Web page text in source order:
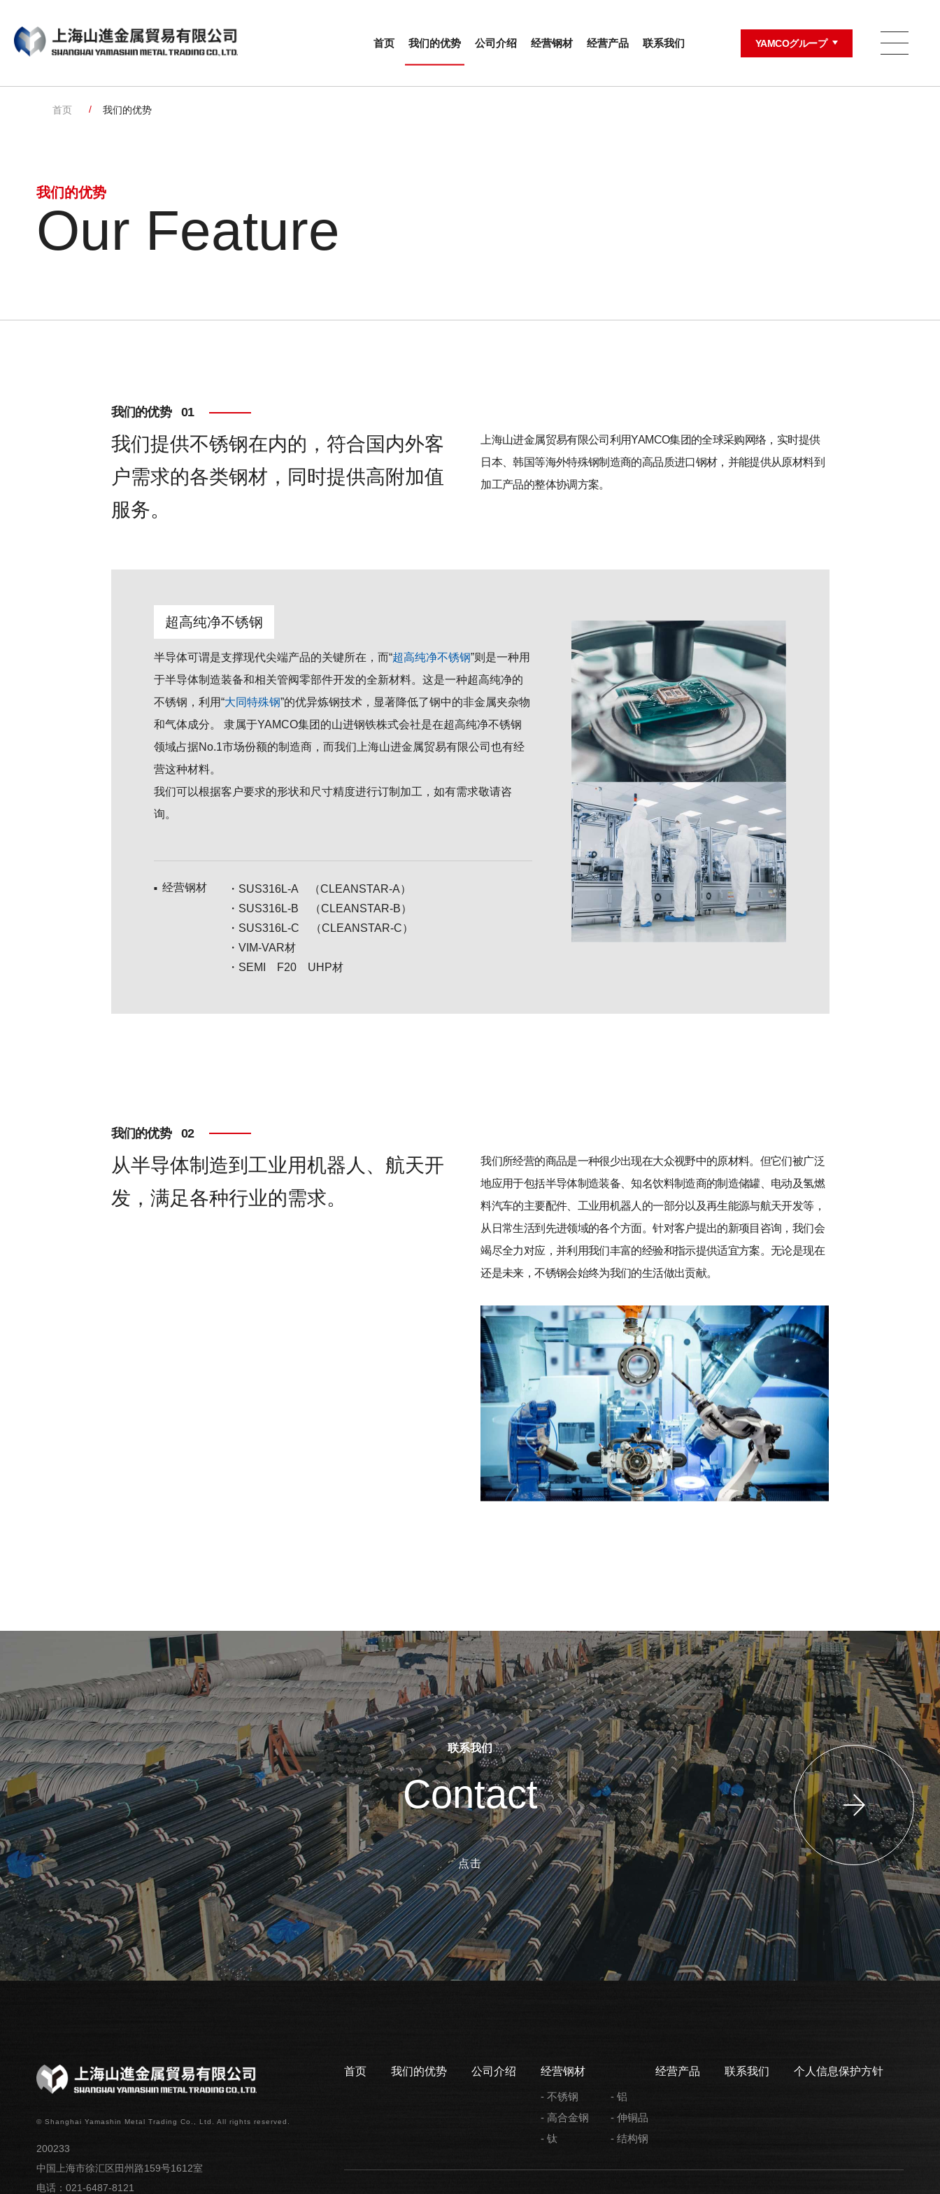
首页 我们的优势 公司介绍 经营钢材 经营产品 联系我们 YAMCOグループ
首页 我们的优势
我们的优势
Our Feature
我们的优势
我们提供不锈钢在内的，符合国内外客
户需求的各类钢材，同时提供高附加值
服务。
上海山进金属贸易有限公司利用YAMCO集团的全球采购网络，实时提供
日本、韩国等海外特殊钢制造商的高品质进口钢材，并能提供从原材料到
加工产品的整体协调方案。
超高纯净不锈钢
半导体可谓是支撑现代尖端产品的关键所在，而“超高纯净不锈钢”则是一种用
于半导体制造装备和相关管阀零部件开发的全新材料。这是一种超高纯净的
不锈钢，利用“大同特殊钢”的优异炼钢技术，显著降低了钢中的非金属夹杂物
和气体成分。 隶属于YAMCO集团的山进钢铁株式会社是在超高纯净不锈钢
领域占据No.1市场份额的制造商，而我们上海山进金属贸易有限公司也有经
营这种材料。
我们可以根据客户要求的形状和尺寸精度进行订制加工，如有需求敬请咨
询。
■ 经营钢材
・SUS316L-A （CLEANSTAR-A）
・SUS316L-B （CLEANSTAR-B）
・SUS316L-C （CLEANSTAR-C）
・VIM-VAR材
・SEMI F20 UHP材
我们的优势
从半导体制造到工业用机器人、航天开
发，满足各种行业的需求。
我们所经营的商品是一种很少出现在大众视野中的原材料。但它们被广泛
地应用于包括半导体制造装备、知名饮料制造商的制造储罐、电动及氢燃
料汽车的主要配件、工业用机器人的一部分以及再生能源与航天开发等，
从日常生活到先进领域的各个方面。针对客户提出的新项目咨询，我们会
竭尽全力对应，并利用我们丰富的经验和指示提供适宜方案。无论是现在
还是未来，不锈钢会始终为我们的生活做出贡献。
联系我们
Contact
点击
首页 我们的优势 公司介绍 经营钢材
- 不锈钢
- 铝
- 高合金钢
- 伸铜品
- 钛
- 结构钢
经营产品 联系我们 个人信息保护方针
© Shanghai Yamashin Metal Trading Co., Ltd. All rights reserved.
200233
中国上海市徐汇区田州路159号1612室
电话：021-6487-8121